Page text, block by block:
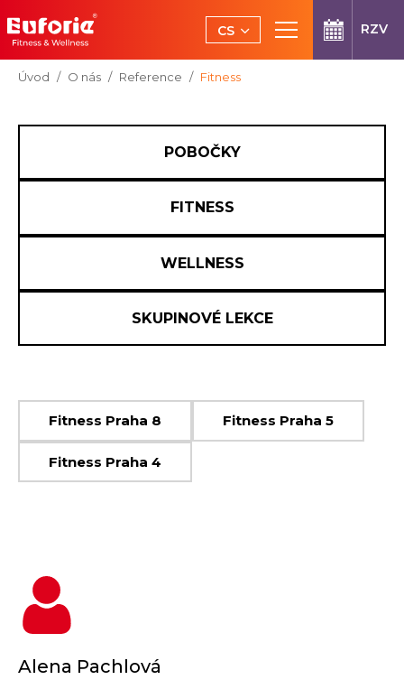
Přeskočit na hlavní obsah
CS
EN
RZV
Jsi tady:
Úvod O nás Reference Fitness
POBOČKY
FITNESS
WELLNESS
SKUPINOVÉ LEKCE
Fitness Praha 8 Fitness Praha 5
Fitness Praha 4
Alena Pachlová